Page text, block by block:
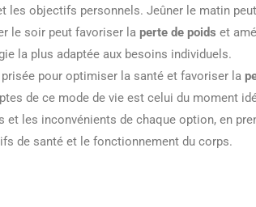
les objectifs personnels. Jeûner le matin
le soir peut favoriser la perte de poids et
la plus adaptée aux besoins individuels.
pour optimiser la santé et favoriser la
de ce mode de vie est celui du moment
les inconvénients de chaque option, en
de santé et le fonctionnement du corps.